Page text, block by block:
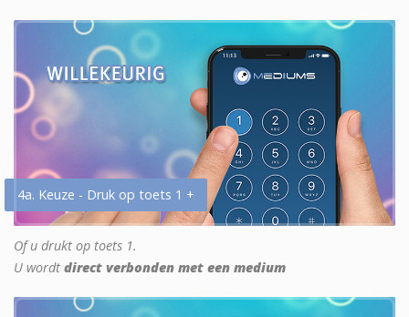
4a. Keuze - Druk op toets 1 +
Of u drukt op toets 1.
U wordt direct verbonden met een medium